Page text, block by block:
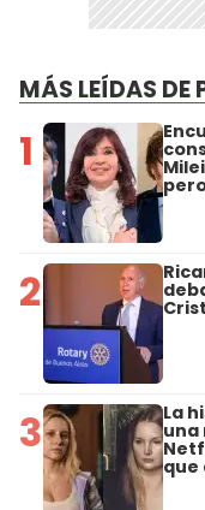
MÁS LEÍDAS DE
1
2
3 La
una
que